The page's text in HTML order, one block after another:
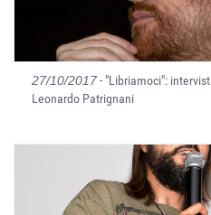
27/10/2017- "Libriamoci":
Leonardo Patrignani